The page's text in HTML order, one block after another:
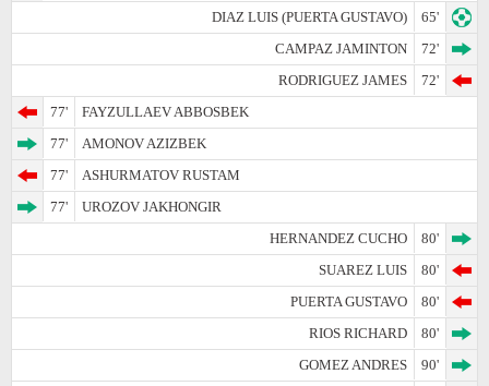
DIAZ LUIS (PUERTA GUSTAVO)
65'
CAMPAZ JAMINTON
72'
RODRIGUEZ JAMES
72'
77'
FAYZULLAEV ABBOSBEK
77'
AMONOV AZIZBEK
77'
ASHURMATOV RUSTAM
77'
UROZOV JAKHONGIR
HERNANDEZ CUCHO
80'
SUAREZ LUIS
80'
PUERTA GUSTAVO
80'
RIOS RICHARD
80'
GOMEZ ANDRES
90'